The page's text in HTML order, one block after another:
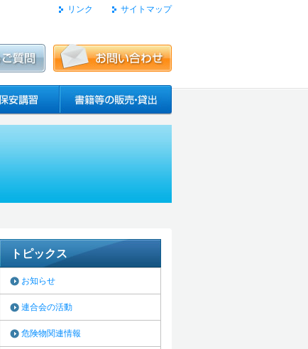
リンク サイトマップ
トピックス
お知らせ
連合会の活動
危険物関連情報